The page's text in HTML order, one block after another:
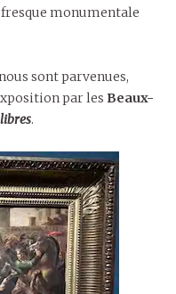
monumentale
sont parvenues,
par les Beaux-
.